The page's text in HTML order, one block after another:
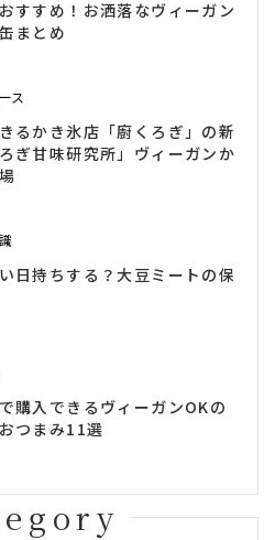
すすめ！お洒落なヴィーガン
まとめ
ス
るかき氷店「廚くろぎ」の新
ぎ甘味研究所」ヴィーガンか
日持ちする？大豆ミートの保
購入できるヴィーガンOKの
つまみ11選